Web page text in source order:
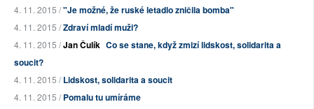
4. 11. 2015 /"Je možné, že ruské letadlo zničila bomba"
4. 11. 2015 /Zdraví mladí muži?
4. 11. 2015 /Jan Čulík Co se stane, když zmizí lidskost, solidarita a
soucit?
4. 11. 2015 /Lidskost, solidarita a soucit
4. 11. 2015 /Pomalu tu umíráme